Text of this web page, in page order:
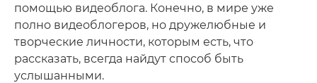
помощью видеоблога. Конечно, в мире уже
полно видеоблогеров, но дружелюбные и
творческие личности, которым есть, что
рассказать, всегда найдут способ быть
услышанными.